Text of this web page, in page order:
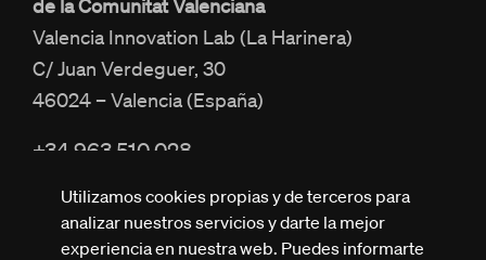
de la Comunitat Valenciana
Valencia Innovation Lab (La Harinera)
C/ Juan Verdeguer, 30
46024 – Valencia (España)
+34 963 510 028
info@adcv.com
Utilizamos cookies propias y de terceros para
analizar nuestros servicios y darte la mejor
experiencia en nuestra web. Puedes informarte